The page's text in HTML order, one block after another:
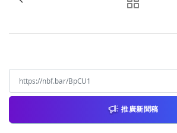
推廣新聞稿